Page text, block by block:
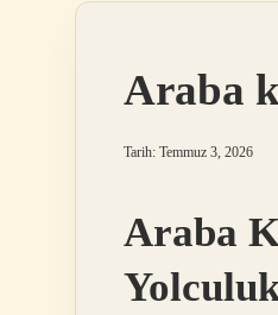
Araba
Tarih: Temmuz 3, 2026
Araba